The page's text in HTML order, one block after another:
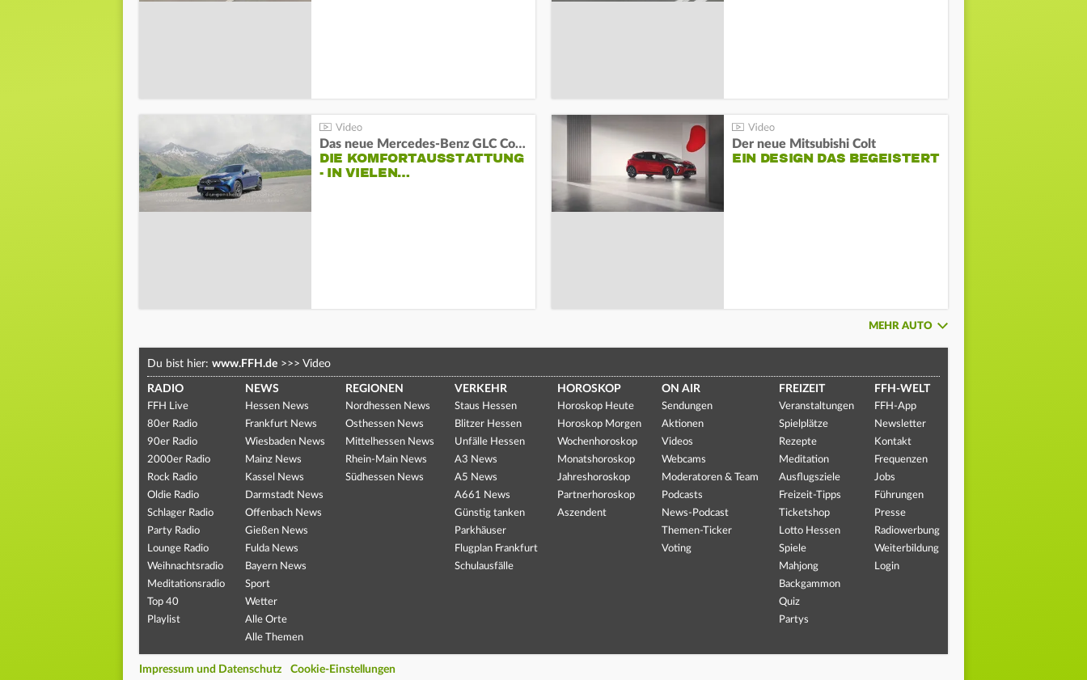
Das neue Mercedes-Benz GLC Coupé
DIE KOMFORTAUSSTATTUNG
- IN VIELEN…
Der neue Mitsubishi Colt
EIN DESIGN DAS BEGEISTERT
MEHR AUTO
Du bist hier: www.FFH.de >>> Video
RADIO
FFH Live
80er Radio
90er Radio
2000er Radio
Rock Radio
Oldie Radio
Schlager Radio
Party Radio
Lounge Radio
Weihnachtsradio
Meditationsradio
Top 40
Playlist
NEWS
Hessen News
Frankfurt News
Wiesbaden News
Mainz News
Kassel News
Darmstadt News
Offenbach News
Gießen News
Fulda News
Bayern News
Sport
Wetter
Alle Orte
Alle Themen
REGIONEN
Nordhessen News
Osthessen News
Mittelhessen News
Rhein-Main News
Südhessen News
VERKEHR
Staus Hessen
Blitzer Hessen
Unfälle Hessen
A3 News
A5 News
A661 News
Günstig tanken
Parkhäuser
Flugplan Frankfurt
Schulausfälle
HOROSKOP
Horoskop Heute
Horoskop Morgen
Wochenhoroskop
Monatshoroskop
Jahreshoroskop
Partnerhoroskop
Aszendent
ON AIR
Sendungen
Aktionen
Videos
Webcams
Moderatoren & Team
Podcasts
News-Podcast
Themen-Ticker
Voting
FREIZEIT
Veranstaltungen
Spielplätze
Rezepte
Meditation
Ausflugsziele
Freizeit-Tipps
Ticketshop
Lotto Hessen
Spiele
Mahjong
Backgammon
Quiz
Partys
FFH-WELT
FFH-App
Newsletter
Kontakt
Frequenzen
Jobs
Führungen
Presse
Radiowerbung
Weiterbildung
Login
Impressum und Datenschutz Cookie-Einstellungen